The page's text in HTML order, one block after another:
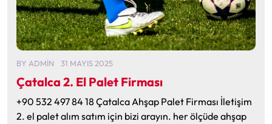
BY ADMIN 31 MAYIS 2025
Çatalca 2. El Palet Firması
+90 532 497 84 18 Çatalca Ahşap Palet Firması İletişim
2. el palet alım satım için bizi arayın. her ölçüde ahşap